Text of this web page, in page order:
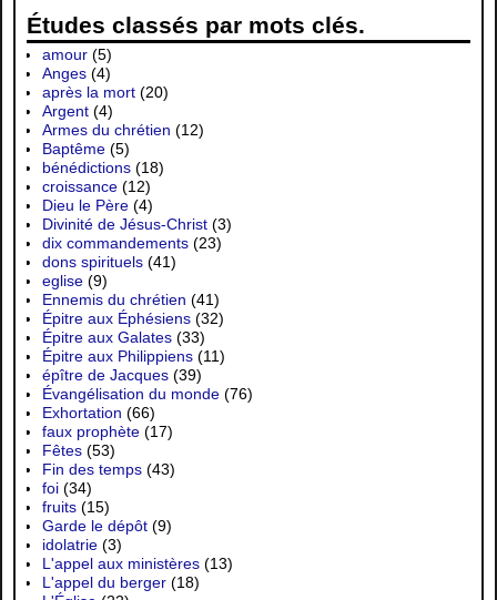
Études classés par mots clés.
amour (5)
Anges (4)
après la mort (20)
Argent (4)
Armes du chrétien (12)
Baptême (5)
bénédictions (18)
croissance (12)
Dieu le Père (4)
Divinité de Jésus-Christ (3)
dix commandements (23)
dons spirituels (41)
eglise (9)
Ennemis du chrétien (41)
Épitre aux Éphésiens (32)
Épitre aux Galates (33)
Épitre aux Philippiens (11)
épître de Jacques (39)
Évangélisation du monde (76)
Exhortation (66)
faux prophète (17)
Fêtes (53)
Fin des temps (43)
foi (34)
fruits (15)
Garde le dépôt (9)
idolatrie (3)
L'appel aux ministères (13)
L'appel du berger (18)